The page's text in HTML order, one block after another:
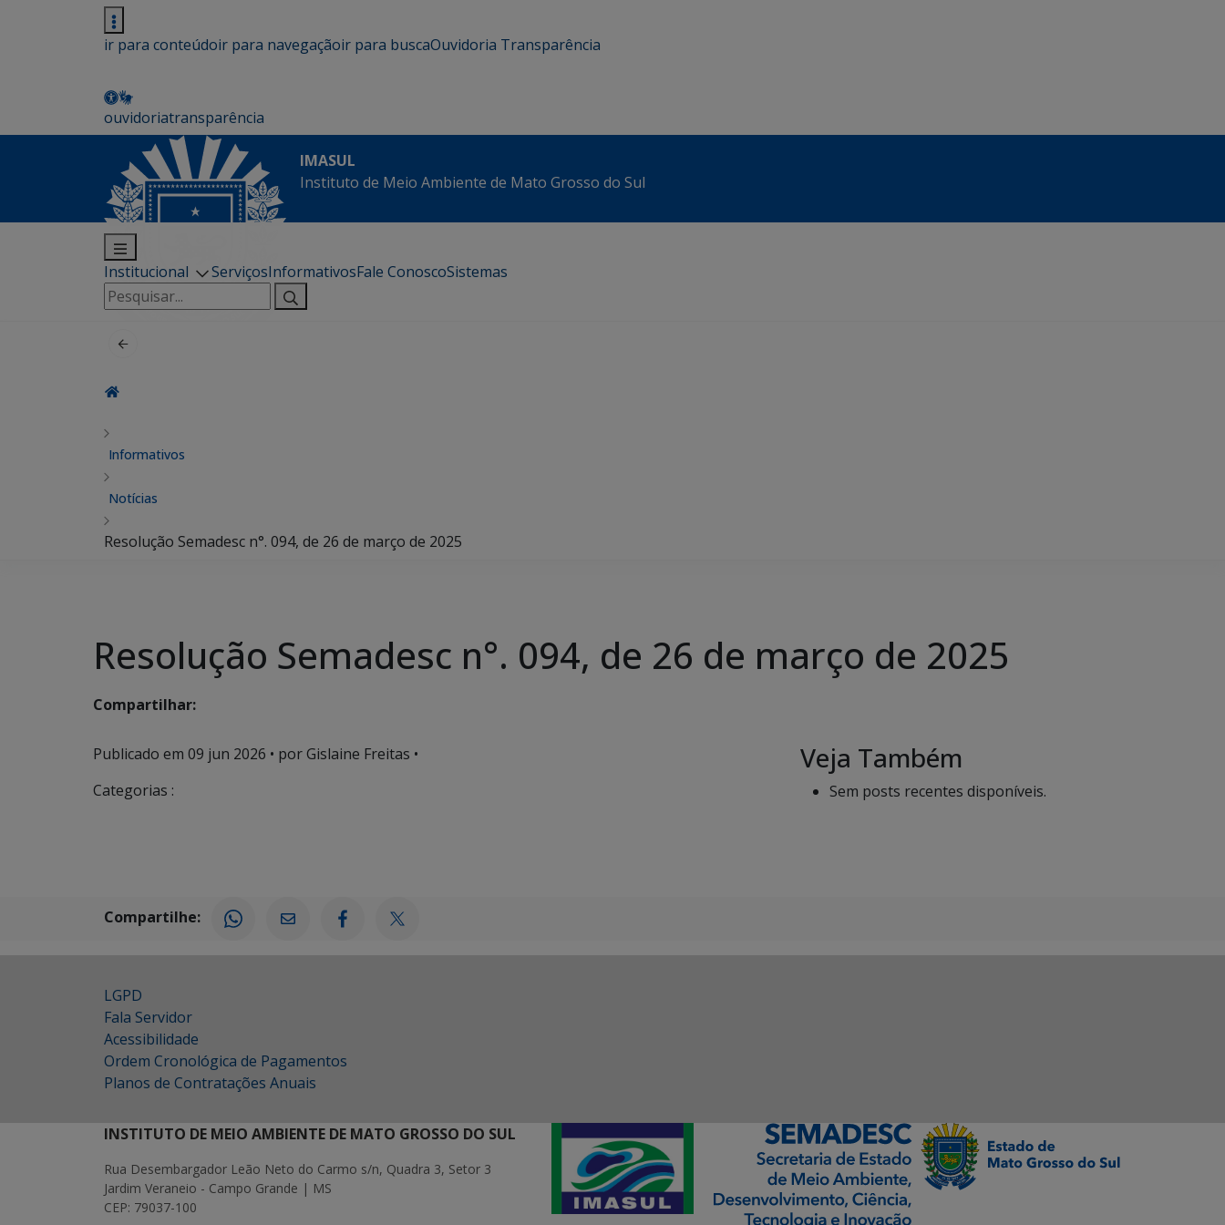
ir para conteúdoir para navegaçãoir para buscaOuvidoria Transparência
ouvidoriatransparência
IMASUL
Instituto de Meio Ambiente de Mato Grosso do Sul
Institucional ServiçosInformativosFale ConoscoSistemas
Pesquisar
por:
Informativos
Notícias
Resolução Semadesc n°. 094, de 26 de março de 2025
Resolução Semadesc n°. 094, de 26 de março de 2025
Compartilhar:
Publicado em 09 jun 2026 • por Gislaine Freitas •
Categorias :
Veja Também
Sem posts recentes disponíveis.
Compartilhe:
LGPD
Fala Servidor
Acessibilidade
Ordem Cronológica de Pagamentos
Planos de Contratações Anuais
INSTITUTO DE MEIO AMBIENTE DE MATO GROSSO DO SUL
Rua Desembargador Leão Neto do Carmo s/n, Quadra 3, Setor 3
Jardim Veraneio - Campo Grande | MS
CEP: 79037-100